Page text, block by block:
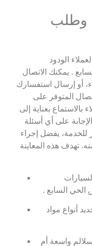
وطلب
الودود
. يمكنك الاتصال
أو إرسال استفسارك
المتوفر على
بالاستماع بعناية إلى
على أي أسئلة
للخدمة، يفضل إجراء
تهدف هذه المعاينة
الحي السابع .
أنواع مواد
واسعة أم